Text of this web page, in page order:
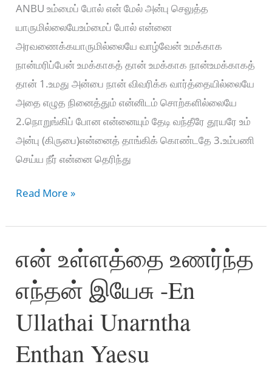
ANBU உம்மைப் போல் என் மேல் அன்பு செலுத்த
யாருமில்லையேஉம்மைப் போல் என்னை
அரவணைக்கயாருமில்லையே வாழ்வேன் உமக்காக
நான்மரிப்பேன் உமக்காகத் தான் உமக்காக நான்உமக்காகத்
தான் 1.உமது அன்பை நான் விவரிக்க வார்த்தையில்லையே
அதை எழுத நினைத்தும் என்னிடம் சொற்களில்லையே
2.நொறுங்கிப் போன என்னையும் தேடி வந்தீரே தூயரே உம்
அன்பு (கிருபை)என்னைத் தாங்கிக் கொண்டதே 3.உம்பணி
செய்ய நீர் என்னை தெரிந்து
உம்மைப்
என்
அன்பு
–
UMMAI
POL
EN
MAEL
Read More »
என் உள்ளத்தை உணர்ந்த
எந்தன் இயேசு -En
Ullathai Unarntha
Enthan Yaesu